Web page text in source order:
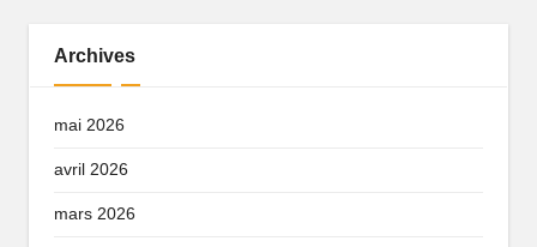
Archives
mai 2026
avril 2026
mars 2026